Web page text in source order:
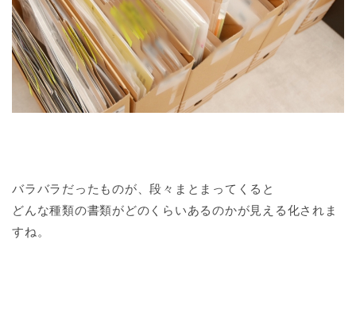
バラバラだったものが、段々まとまってくると
どんな種類の書類がどのくらいあるのかが見える化されま
すね。